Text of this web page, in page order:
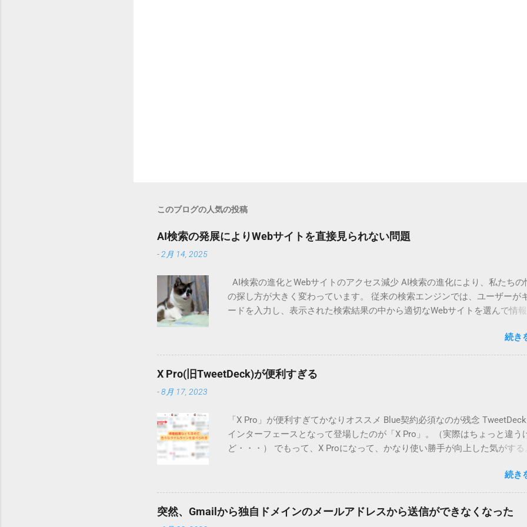
このブログの人気の投稿
AI検索の発展によりWebサイトを直接見られない問題
- 2月 14, 2025
AI検索の進化とWebサイトのアクセス減少 AI検索の進化により、私たちの
の探し方が大きく変わっています。 従来の検索エンジンでは、ユーザーが
ードを入力し、表示された検索結果の中から適切なWebサイトを選んで情
イトにアクセスする機会が減少しつつあります。 そもそも店舗検索では
ローカルの情報が表示されて、そこで情報も得られます。Webサイトまで
かなくてよい形になってしまっています。 AI検索とは？ AI検索とは、人工
活用してユーザーの質問に対して直接答えを提示する仕組みのことです。
Experience） : Googleが導入を進めている生成AI検索機能で、検索結果ペ
でAIが要約した回答を提供 Bing AI : Microsoftが提供するAIを活用した検索
従来の検索エンジンでは、検索結果のページにWebサイトのリンクが表示
サイトの情報を要約し、検索結果ページ上で直接表示するため、多くのユ
がWebサイトへ訪れる必要がなくなってしまいます。 ユーザーの検索行動
AI検索の普及により、ユーザーの情報収集の方法が変わっています。 「知
続き
X Pro(旧TweetDeck)が便利すぎる
-8月 17, 2023
「X Pro」が便利すぎてかなりオススメ Blue契約必須なのが残念
インターフェースとなって登場したのが「X Pro」。（実際はちょっと違う
ど・・・） でもって、X Proになって、かなり使い勝手が向上した気がする
先週は使えていたのに・・・・ 複数アカウント管理するならホントに便利
は私の場合、自分がメインに見るものをメイン垢関連として表示してます
に左列に「デッキ」という設定がありますが、ここで私の場合は自分が管
いるアカウントの情報を整理して掲載しています。 オススメポイントは「
続き
突然、Gmailから独自ドメインのメールアドレスから送信ができなくなった